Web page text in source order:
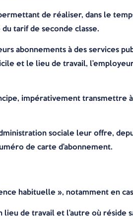
de réaliser, dans le
tarif de seconde classe.
abonnements à des services
et le lieu de travail,
impérativement
sociale leur offre,
de carte d’abonnement.
habituelle », notamment en
de travail et l’autre où réside